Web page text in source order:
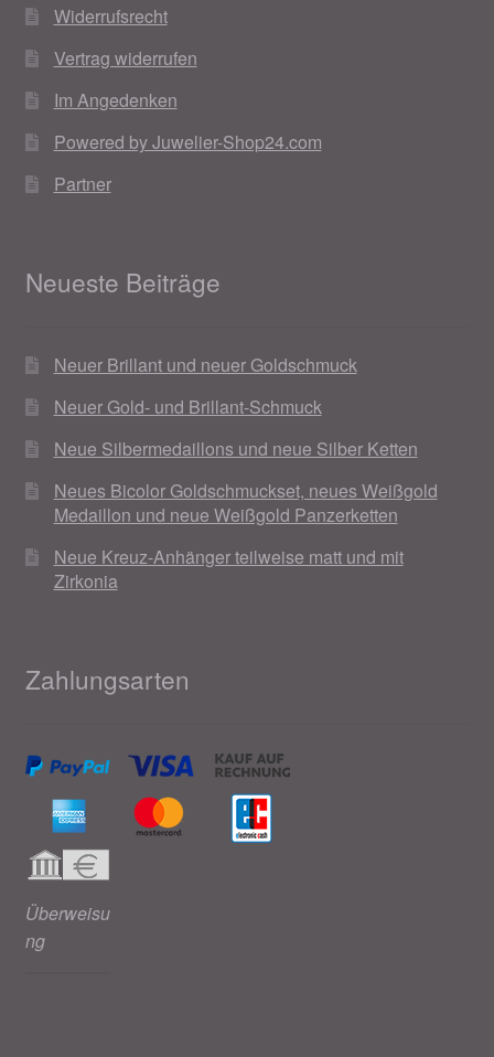
Widerrufsrecht
Vertrag widerrufen
Im Angedenken
Powered by Juwelier-Shop24.com
Partner
Neueste Beiträge
Neuer Brillant und neuer Goldschmuck
Neuer Gold- und Brillant-Schmuck
Neue Silbermedaillons und neue Silber Ketten
Neues Bicolor Goldschmuckset, neues Weißgold
Medaillon und neue Weißgold Panzerketten
Neue Kreuz-Anhänger teilweise matt und mit
Zirkonia
Zahlungsarten
Überweisu
ng